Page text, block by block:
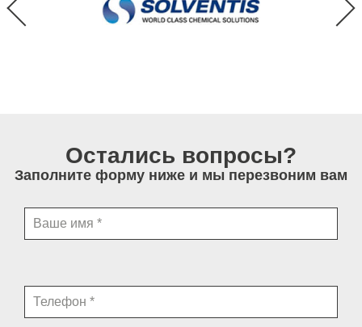
Остались вопросы?
Заполните форму ниже и мы перезвоним вам